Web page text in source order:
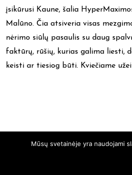
įsikūrusi Kaune, šalia
Malūno. Čia atsiveria visas
nėrimo siūlų pasaulis su daug
faktūrų, rūšių, kurias galima liesti,
keisti ar tiesiog būti. Kviečiame
Mūsų svetainėje yra naudojami